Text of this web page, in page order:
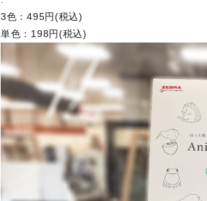
3色：495円(税込)
単色：198円(税込)